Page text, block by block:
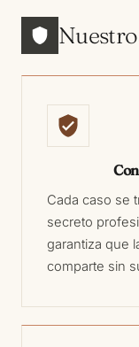
Cada caso se
secreto
garantiza que
comparte sin